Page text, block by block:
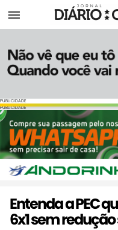
Menu
PUBLICIDADE
PUBLICIDADE
Entenda a PEC
6x1 sem